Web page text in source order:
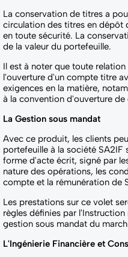
La conservation de titres a
circulation des titres en dépôt
en toute sécurité. La
de la valeur du portefeuille.
Il est à noter que toute
l'ouverture d'un compte titre
exigences en la matière,
à la convention d'ouverture
La Gestion sous mandat
Avec ce produit, les clients
portefeuille à la société SA2IF
forme d'acte écrit, signé par
nature des opérations, les
compte et la rémunération de
Les prestations sur ce volet
règles définies par
gestion sous mandat du
L'Ingénierie Financière et